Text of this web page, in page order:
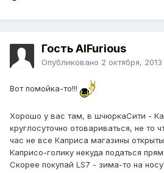
Гость AlFurious
Опубликовано 2 октября, 2013
Вот помойка-то!!!
Хорошо у вас там, в шчюркаСити -
круглосуточно отовариваться, не то
час не все Каприса магазины
Каприсо-голику некуда податься прям
Скорее покупай LS7 - зима-то на